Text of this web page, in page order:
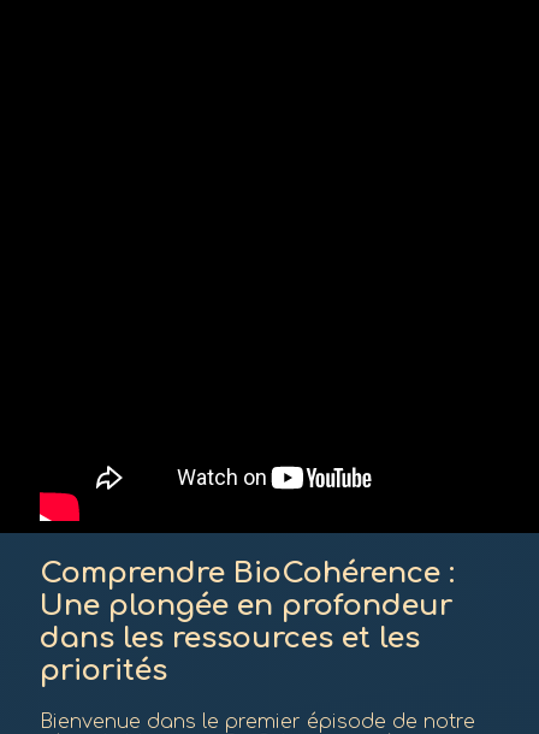
Comprendre BioCohérence :
Une plongée en profondeur
dans les ressources et les
priorités
Bienvenue dans le premier épisode de notre